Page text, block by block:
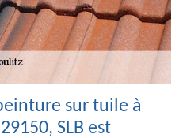
sur tuile à
SLB est